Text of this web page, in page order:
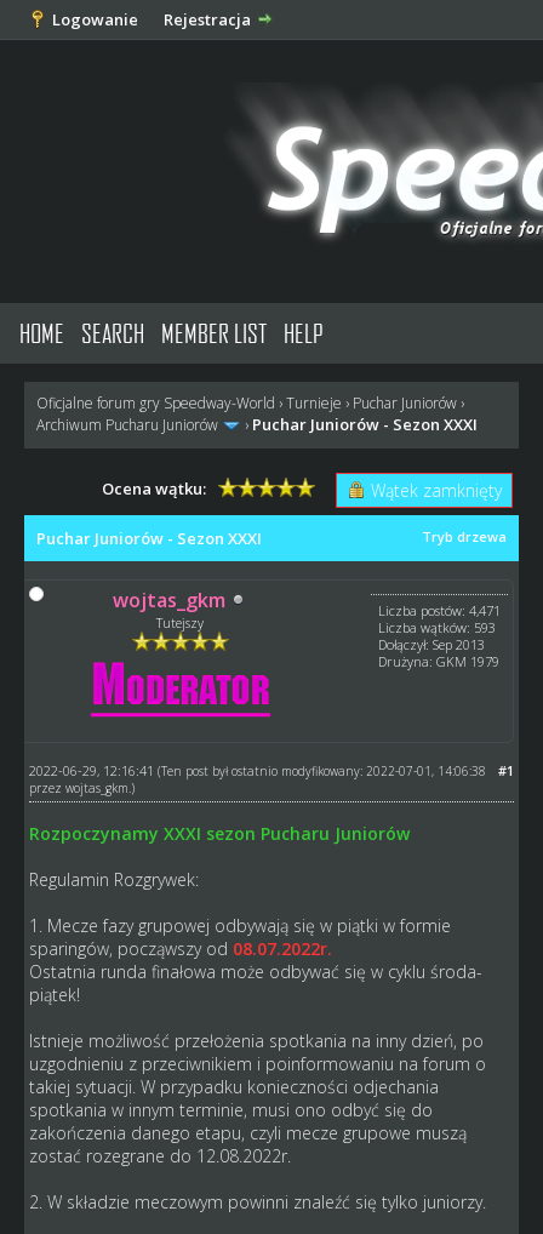
Logowanie Rejestracja
HOME SEARCH MEMBER LIST HELP
Oficjalne forum gry Speedway-World ›Turnieje › Puchar Juniorów›
Archiwum Pucharu Juniorów
› Puchar Juniorów - Sezon XXXI
Wątek zamknięty
Ocena wątku:
Tryb drzewa
Puchar Juniorów - Sezon XXXI
wojtas_gkm
Tutejszy
Liczba postów: 4,471
Liczba wątków: 593
Dołączył: Sep 2013
Drużyna: GKM 1979
#1
2022-06-29, 12:16:41 (Ten post był ostatnio modyfikowany: 2022-07-01, 14:06:38
przez wojtas_gkm .)
Rozpoczynamy XXXI sezon Pucharu Juniorów
Regulamin Rozgrywek:
1. Mecze fazy grupowej odbywają się w piątki w formie
sparingów, począwszy od 08.07.2022r.
Ostatnia runda finałowa może odbywać się w cyklu środa-
piątek!
Istnieje możliwość przełożenia spotkania na inny dzień, po
uzgodnieniu z przeciwnikiem i poinformowaniu na forum o
takiej sytuacji. W przypadku konieczności odjechania
spotkania w innym terminie, musi ono odbyć się do
zakończenia danego etapu, czyli mecze grupowe muszą
zostać rozegrane do 12.08.2022r.
2. W składzie meczowym powinni znaleźć się tylko juniorzy.